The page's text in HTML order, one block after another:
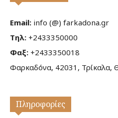
Email: info (@) farkadona.gr
Τηλ: +2433350000
Φαξ: +2433350018
Φαρκαδόνα, 42031, Τρίκαλα,
Πληροφορίες